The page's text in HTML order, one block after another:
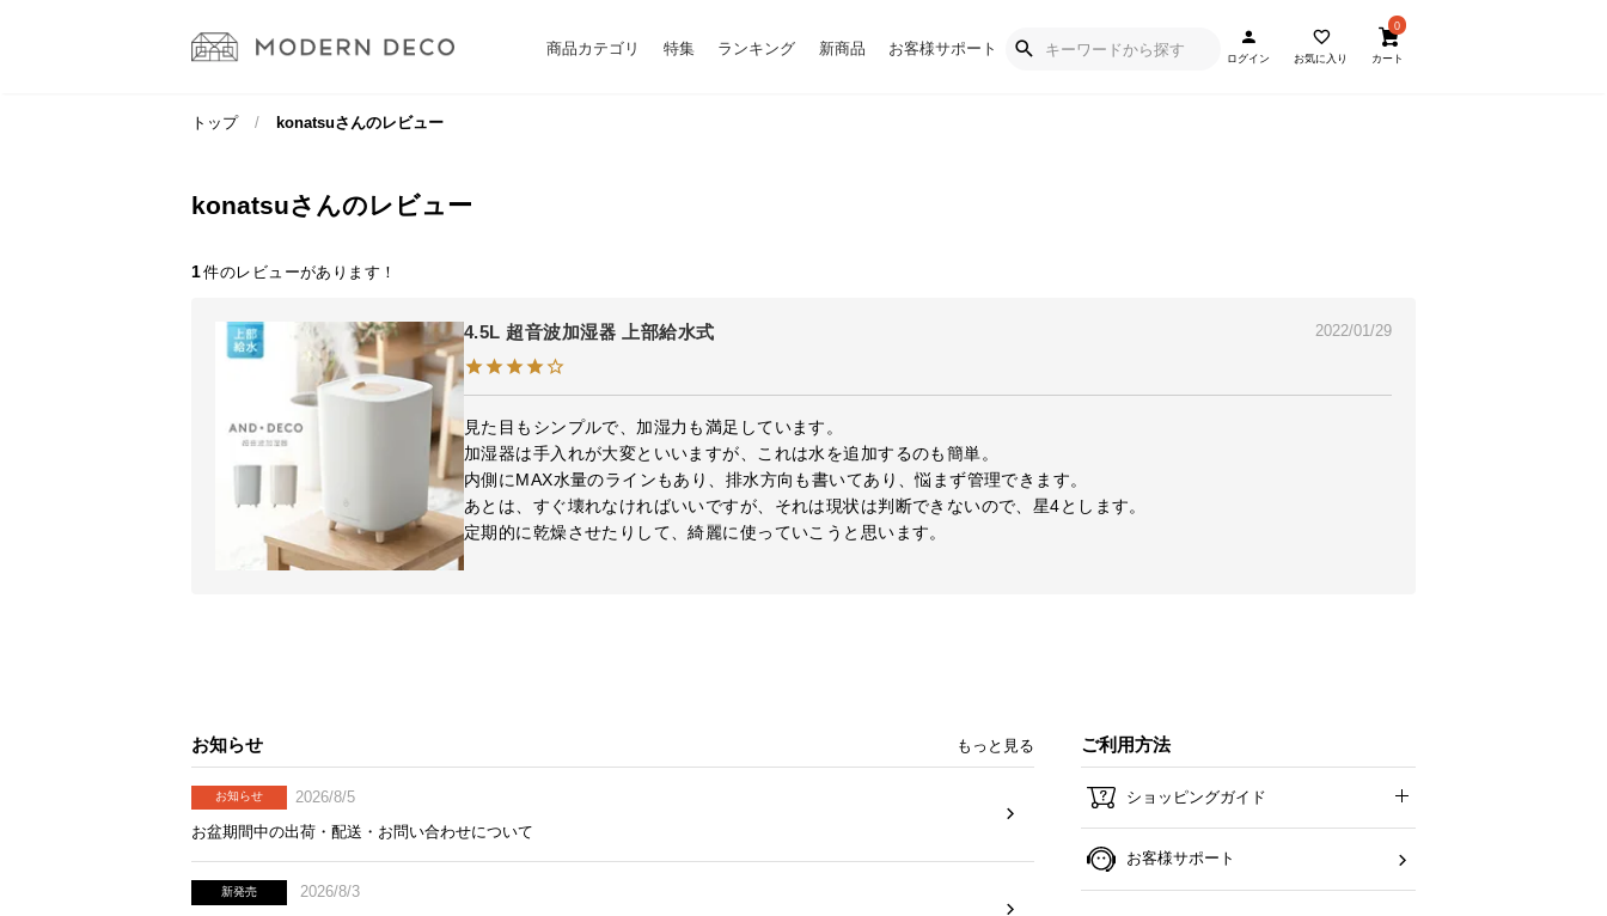
商品カテゴリ 特集 ランキング 新商品 お客様サポート
ログイン お気に入り
0
カート
トップ konatsuさんのレビュー
konatsuさんのレビュー
1
4.5L 超音波加湿器 上部給水式 2022/01/29
見た目もシンプルで、加湿力も満足しています。
加湿器は手入れが大変といいますが、これは水を追加するのも簡単。
内側にMAX水量のラインもあり、排水方向も書いてあり、悩まず管理できます。
あとは、すぐ壊れなければいいですが、それは現状は判断できないので、星4とします。
定期的に乾燥させたりして、綺麗に使っていこうと思います。
お知らせ もっと見る
お知らせ
2026/8/5
お盆期間中の出荷・配送・お問い合わせについて
新発売
2026/8/3
ご利用方法
ショッピングガイド
お客様サポート